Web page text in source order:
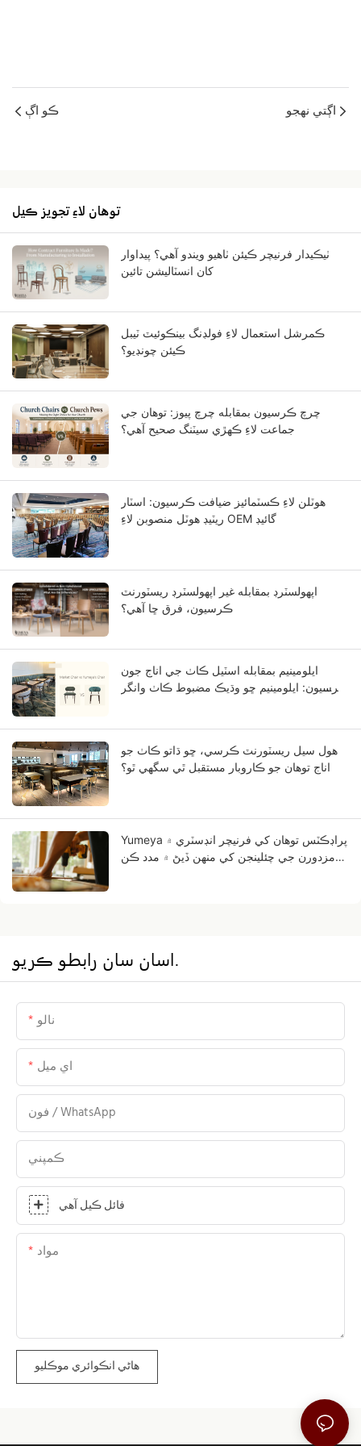
ڪو اڳ اڳتي نهجو
توھان لاءِ تجويز ڪيل
ٺيڪيدار فرنيچر ڪيئن ٺاهيو ويندو آهي؟ پيداوار
کان انسٽاليشن تائين
ڪمرشل استعمال لاءِ فولڊنگ بينڪوئيٽ ٽيبل
ڪيئن چونڊيو؟
چرچ ڪرسيون بمقابله چرچ پيوز: توهان جي
جماعت لاءِ ڪهڙي سيٽنگ صحيح آهي؟
هوٽلن لاءِ ڪسٽمائيز ضيافت ڪرسيون: اسٽار
ريٽيڊ هوٽل منصوبن لاءِ OEM گائيڊ
اپهولسٽرڊ بمقابله غير اپهولسٽرڊ ريسٽورنٽ
ڪرسيون، فرق ڇا آهي؟
ايلومينيم بمقابله اسٽيل ڪاٺ جي اناج جون
ڪرسيون: ايلومينيم ڇو وڌيڪ مضبوط ڪاٺ وانگر
هول سيل ريسٽورنٽ ڪرسي، ڇو ڌاتو ڪاٺ جو
اناج توهان جو ڪاروبار مستقبل ٿي سگهي ٿو؟
Yumeya پراڊڪٽس توهان کي فرنيچر انڊسٽري ۾
مزدورن جي چئلينجن کي منهن ڏيڻ ۾ مدد ڪن
اسان سان رابطو ڪريو.
نالو
اي ميل
فون / WhatsApp
ڪمپني
فائل ڪيل آهي
مواد
هاڻي انڪوائري موڪليو